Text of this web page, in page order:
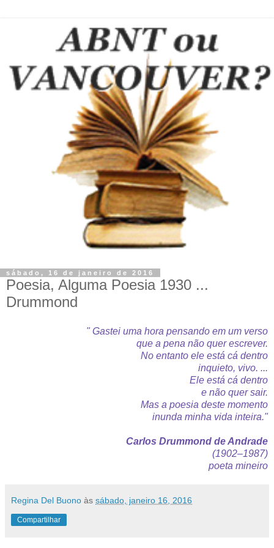
sábado, 16 de janeiro de 2016
Poesia, Alguma Poesia 1930 ...
Drummond
" Gastei uma hora pensando em um verso
que a pena não quer escrever.
No entanto ele está cá dentro
inquieto, vivo. ...
Ele está cá dentro
e não quer sair.
Mas a poesia deste momento
inunda minha vida inteira."
Carlos Drummond de Andrade
(1902–1987)
poeta mineiro
Regina Del Buono às sábado, janeiro 16, 2016
Compartilhar